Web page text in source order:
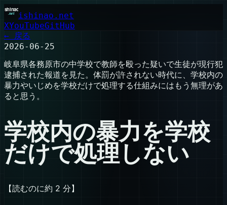
ishinao.net
XYouTubeGitHub
← 戻る
2026-06-25
岐阜県各務原市の中学校で教師を殴った疑いで生徒が現行犯
逮捕された報道を見た。体罰が許されない時代に、学校内の
暴力やいじめを学校だけで処理する仕組みにはもう無理があ
ると思う。
学校内の暴力を学校
だけで処理しない
【読むのに約 2 分】